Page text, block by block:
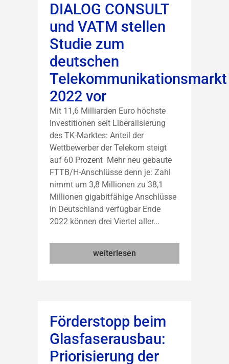
DIALOG CONSULT
und VATM stellen
Studie zum
deutschen
Telekommunikationsmarkt
2022 vor
Mit 11,6 Milliarden Euro höchste
Investitionen seit Liberalisierung
des TK-Marktes: Anteil der
Wettbewerber der Telekom steigt
auf 60 Prozent Mehr neu gebaute
FTTB/H-Anschlüsse denn je: Zahl
nimmt um 3,8 Millionen zu 38,1
Millionen gigabitfähige Anschlüsse
in Deutschland verfügbar Ende
2022 können drei Viertel aller...
weiterlesen
Förderstopp beim
Glasfaserausbau:
Priorisierung der